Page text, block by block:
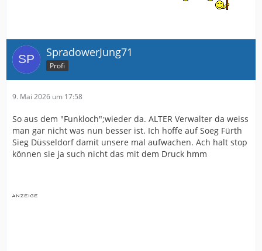
SpradowerJung71
Profi
9. Mai 2026 um 17:58
So aus dem "Funkloch";wieder da. ALTER Verwalter da weiss
man gar nicht was nun besser ist. Ich hoffe auf Soeg Fürth
Sieg Düsseldorf damit unsere mal aufwachen. Ach halt stop
können sie ja such nicht das mit dem Druck hmm